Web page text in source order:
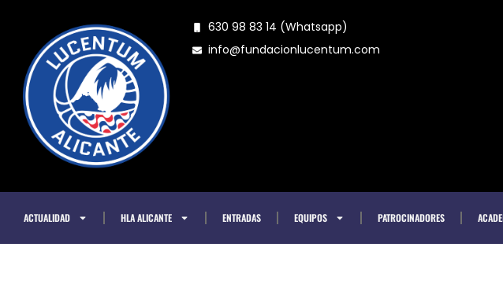
contenido
630 98 83 14 (Whatsapp)
info@fundacionlucentum.com
ACTUALIDAD HLA ALICANTE ENTRADAS EQUIPOS PATROCINADORES